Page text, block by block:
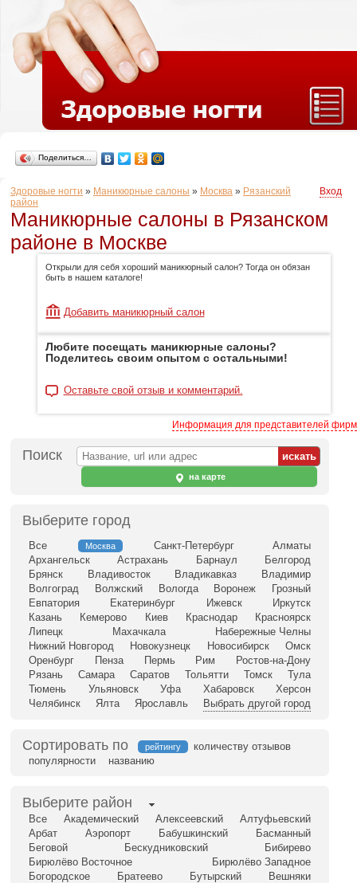
Поделиться…
Здоровые ногти » Маникюрные салоны » Москва » Рязанский
район
Вход
Маникюрные салоны в Рязанском
районе в Москве
Открыли для себя хороший маникюрный салон? Тогда он обязан
быть в нашем каталоге!
Добавить маникюрный салон
Любите посещать маникюрные салоны?
Поделитесь своим опытом с остальными!
Оставьте свой отзыв и комментарий.
Информация для представителей фирм
Поиск
на карте
Выберите город
Все Москва Санкт-Петербург
Алматы
Архангельск
Астрахань Барнаул
Белгород
Брянск
Владивосток Владикавказ
Владимир
Волгоград
Волжский Вологда Воронеж
Грозный
Евпатория
Екатеринбург Ижевск
Иркутск
Казань
Кемерово Киев Краснодар
Красноярск
Липецк
Махачкала
Набережные Челны
Нижний Новгород
Новокузнецк Новосибирск
Омск
Оренбург
Пенза Пермь Рим
Ростов-на-Дону
Рязань
Самара Саратов Тольятти Томск
Тула
Тюмень
Ульяновск Уфа Хабаровск
Херсон
Челябинск
Ялта Ярославль Выбрать другой город
Сортировать по рейтингу
количеству отзывов
популярности
названию
Выберите район
Все Академический Алексеевский
Алтуфьевский
Арбат
Аэропорт Бабушкинский
Басманный
Беговой
Бескудниковский
Бибирево
Бирюлёво Восточное
Бирюлёво Западное
Богородское
Братеево Бутырский
Вешняки